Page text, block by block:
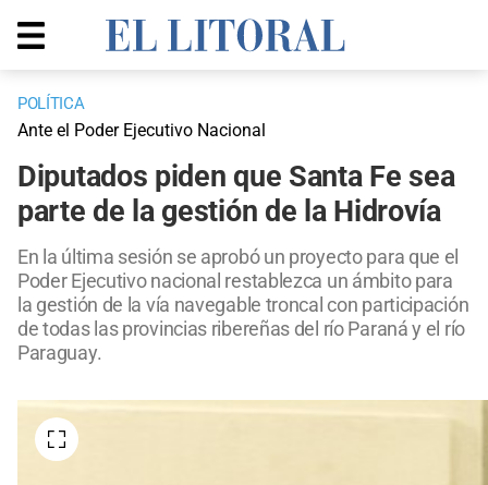
POLÍTICA
Ante el Poder Ejecutivo Nacional
Diputados piden que Santa Fe sea
parte de la gestión de la Hidrovía
En la última sesión se aprobó un proyecto para que el
Poder Ejecutivo nacional restablezca un ámbito para
la gestión de la vía navegable troncal con participación
de todas las provincias ribereñas del río Paraná y el río
Paraguay.